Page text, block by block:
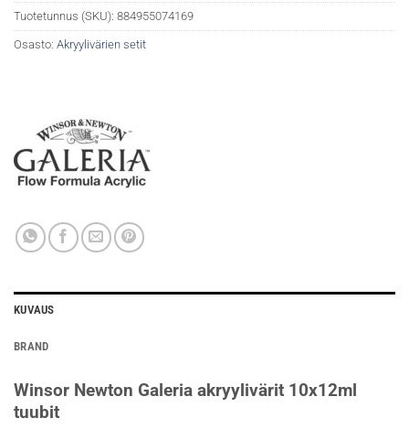
Tuotetunnus (SKU): 884955074169
Osasto: Akryylivärien setit
KUVAUS
BRAND
Winsor Newton Galeria akryylivärit 10x12ml
tuubit